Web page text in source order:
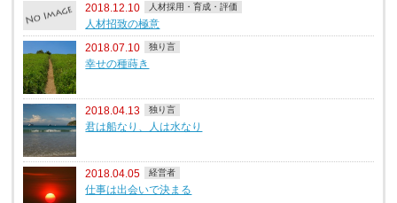
2018.12.10 人材採用・育成・評価
人材招致の極意
2018.07.10 独り言
幸せの種蒔き
2018.04.13 独り言
君は船なり、人は水なり
2018.04.05 経営者
仕事は出会いで決まる